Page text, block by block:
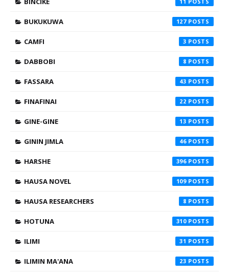
BUKUKUWA 127
CAMFI 3
DABBOBI 8
FASSARA 43
FINAFINAI 22
GINE-GINE 13
GININ JIMLA 46
HARSHE 396
HAUSA NOVEL 109
HAUSA RESEARCHERS 8
HOTUNA 310
ILIMI 31
ILIMIN MA'ANA 23